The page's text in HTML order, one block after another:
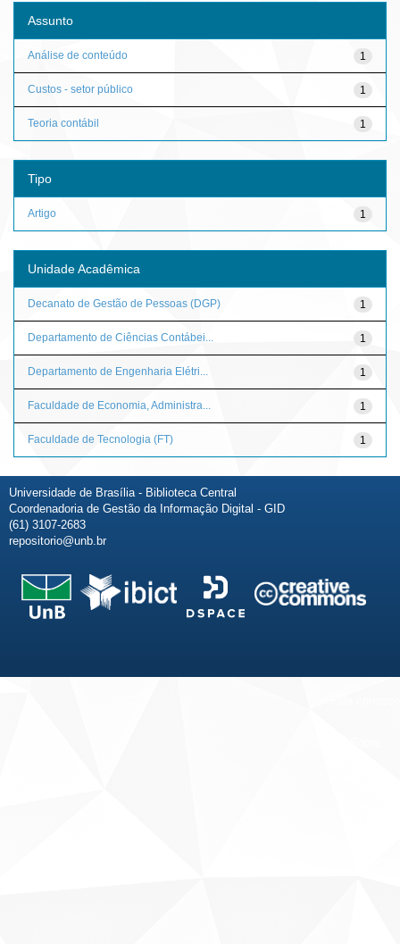
Assunto
1
Análise de conteúdo
1
Custos - setor público
1
Teoria contábil
Tipo
1
Artigo
Unidade Acadêmica
1
Decanato de Gestão de Pessoas (DGP)
1
Departamento de Ciências Contábei...
1
Departamento de Engenharia Elétri...
1
Faculdade de Economia, Administra...
1
Faculdade de Tecnologia (FT)
Universidade de Brasília - Biblioteca Central
Coordenadoria de Gestão da Informação Digital - GID
(61) 3107-2683
repositorio@unb.br